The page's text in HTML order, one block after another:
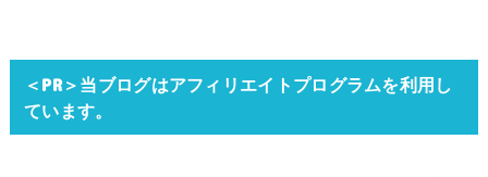
＜PR＞当ブログはアフィリエイトプログラムを利用し
ています。